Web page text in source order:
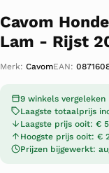
Cavom
Lam - Rijst
Merk: CavomEAN:
9 winkels vergeleken
Laagste totaalprijs
Laagste prijs ooit: €
Hoogste prijs ooit: €
Prijzen bijgewerkt: